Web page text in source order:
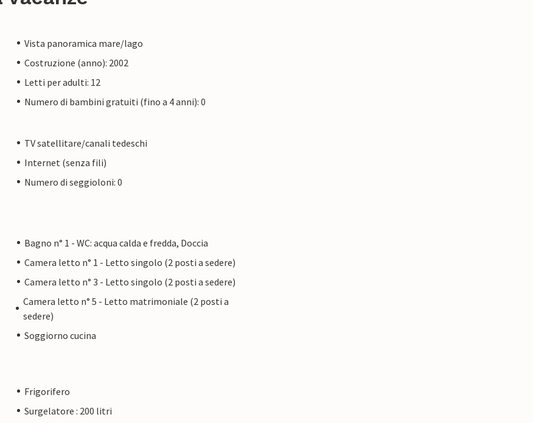
Vista panoramica mare/lago
Costruzione (anno): 2002
Letti per adulti: 12
Numero di bambini gratuiti (fino a 4 anni): 0
TV satellitare/canali tedeschi
Internet (senza fili)
Numero di seggioloni: 0
Bagno n° 1 - WC: acqua calda e fredda, Doccia
Camera letto n° 1 - Letto singolo (2 posti a sedere)
Camera letto n° 3 - Letto singolo (2 posti a sedere)
Camera letto n° 5 - Letto matrimoniale (2 posti a
sedere)
Soggiorno cucina
Frigorifero
Surgelatore : 200 litri